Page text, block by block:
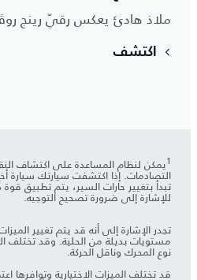
ملاذ هادئ يعكس رقيّ رينج
اكتشف
1يمكن لنظام المساعدة على اكتشاف
التصادمات. إذا اكتشفت سيارتك سيارة
تبدأ بتغيير حارات السير، يتم تطبيق قوة
للإشارة إلى ضرورة تصحيح التوجيه.
تجدر الإشارة إلى أنه قد يتم تغيير
مستويات بديلة من الحلية. وقد تختلف
نوع المحرك وناقل الحركة.
قد تختلف الميزات الاختيارية وتوافرها